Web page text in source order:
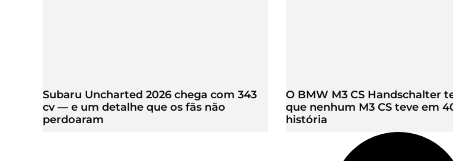
Subaru Uncharted 2026 chega com 343
cv — e um detalhe que os fãs não
perdoaram
O BMW M3 CS Handschalter
que nenhum M3 CS teve em
história